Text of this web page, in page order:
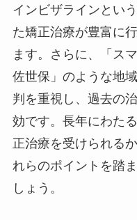
インビザラインとい
た矯正治療が豊富に
ます。さらに、「ス
佐世保」のような地
判を重視し、過去の
効です。長年にわた
正治療を受けられる
れらのポイントを踏
しょう。